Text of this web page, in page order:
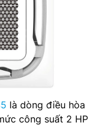
là dòng điều hòa
công suất 2 HP